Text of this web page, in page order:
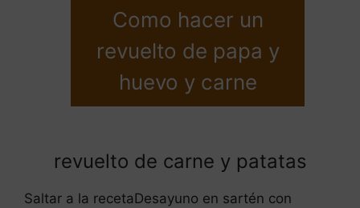
Como hacer un
revuelto de papa y
huevo y carne
revuelto de carne y patatas
Saltar a la recetaDesayuno en sartén con